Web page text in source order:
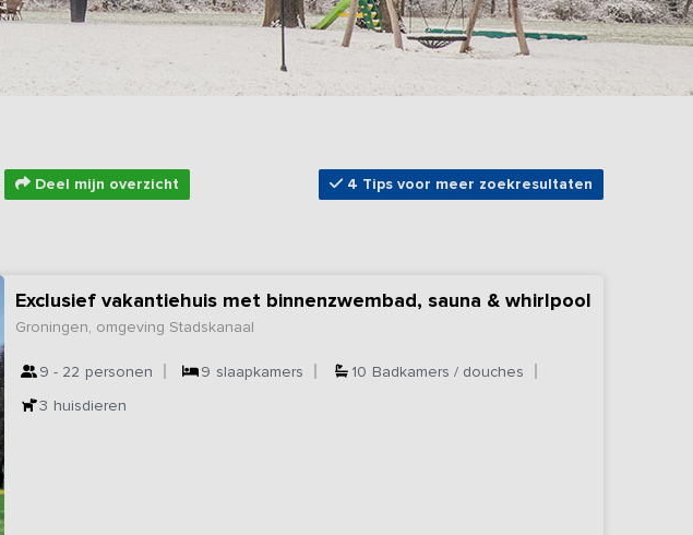
Deel mijn overzicht 4 Tips voor meer zoekresultaten
Exclusief vakantiehuis met binnenzwembad, sauna & whirlpool
Groningen, omgeving Stadskanaal
9 - 22 personen 9 slaapkamers 10 Badkamers / douches
3 huisdieren